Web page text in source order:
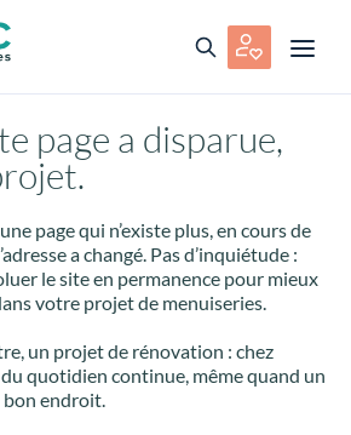
page a disparue,
page qui n’existe plus, en cours de
a changé. Pas d’inquiétude :
le site en permanence pour mieux
votre projet de menuiseries.
un projet de rénovation : chez
quotidien continue, même quand un
bon endroit.